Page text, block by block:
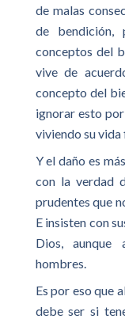
de malas
de bendición,
conceptos del
vive de
concepto del
ignorar esto
viviendo su vida
Y el daño es
con la verdad
prudentes que
E insisten con
Dios,
hombres.
Es por eso que
debe ser si